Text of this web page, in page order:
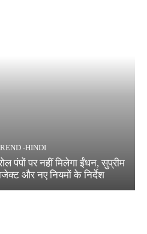
-HINDI
पंपों पर नहीं मिलेगा ईंधन, सुप्रीम
और नए नियमों के निर्देश